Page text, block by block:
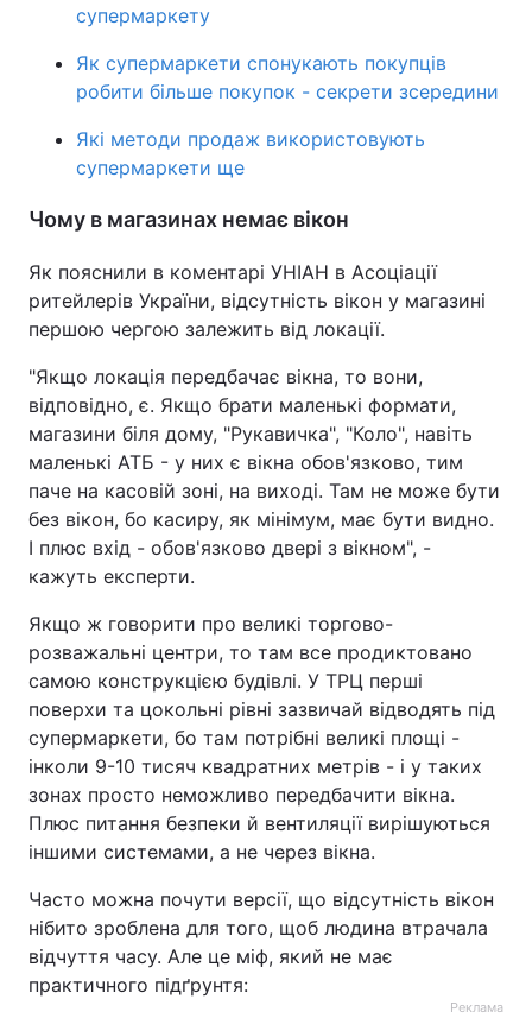
супермаркету
Як супермаркети спонукають покупців
робити більше покупок - секрети зсередини
Які методи продаж використовують
супермаркети ще
Чому в магазинах немає вікон
Як пояснили в коментарі УНІАН в Асоціації
ритейлерів України, відсутність вікон у магазині
першою чергою залежить від локації.
"Якщо локація передбачає вікна, то вони,
відповідно, є. Якщо брати маленькі формати,
магазини біля дому, "Рукавичка", "Коло", навіть
маленькі АТБ - у них є вікна обов'язково, тим
паче на касовій зоні, на виході. Там не може бути
без вікон, бо касиру, як мінімум, має бути видно.
І плюс вхід - обов'язково двері з вікном", -
кажуть експерти.
Якщо ж говорити про великі торгово-
розважальні центри, то там все продиктовано
самою конструкцією будівлі. У ТРЦ перші
поверхи та цокольні рівні зазвичай відводять під
супермаркети, бо там потрібні великі площі -
інколи 9-10 тисяч квадратних метрів - і у таких
зонах просто неможливо передбачити вікна.
Плюс питання безпеки й вентиляції вирішуються
іншими системами, а не через вікна.
Часто можна почути версії, що відсутність вікон
нібито зроблена для того, щоб людина втрачала
відчуття часу. Але це міф, який не має
практичного підґрунтя:
Реклама